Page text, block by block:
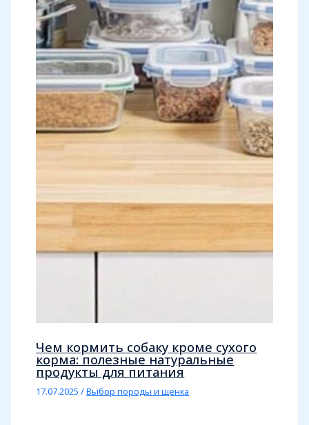
Чем кормить собаку кроме сухого
корма: полезные натуральные
продукты для питания
17.07.2025/Выбор породы и щенка